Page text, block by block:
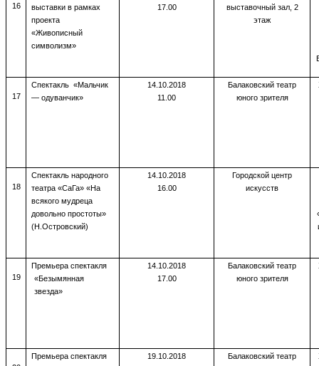
16
выставки в рамках
проекта
«Живописный
символизм»
17.00
выставочный зал, 2
этаж
17
Спектакль «Мальчик
— одуванчик»
14.10.2018
11.00
Балаковский театр
юного зрителя
18
Спектакль народного
театра «СаГа» «На
всякого мудреца
довольно простоты»
(Н.Островский)
14.10.2018
16.00
Городской центр
искусств
19
Премьера спектакля
«Безымянная
звезда»
14.10.2018
17.00
Балаковский театр
юного зрителя
Премьера спектакля
19.10.2018
Балаковский театр